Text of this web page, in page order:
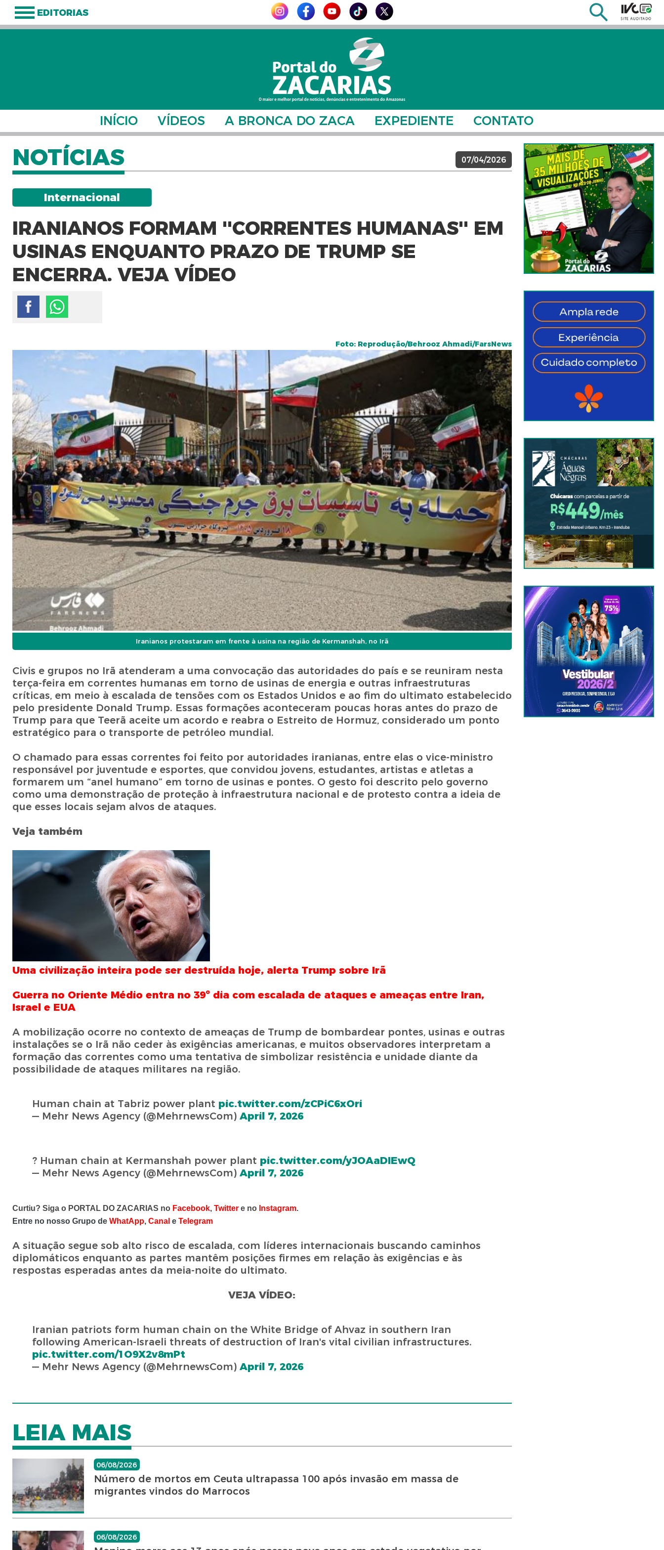
EDITORIAS
INÍCIO VÍDEOS A BRONCA DO ZACA EXPEDIENTE CONTATO
NOTÍCIAS 07/04/2026
Internacional
IRANIANOS FORMAM ''CORRENTES HUMANAS'' EM
USINAS ENQUANTO PRAZO DE TRUMP SE
ENCERRA. VEJA VÍDEO
Foto: Reprodução/Behrooz Ahmadi/FarsNews
Iranianos protestaram em frente à usina na região de Kermanshah, no Irã
Civis e grupos no Irã atenderam a uma convocação das autoridades do país e se reuniram nesta
terça-feira em correntes humanas em torno de usinas de energia e outras infraestruturas
críticas, em meio à escalada de tensões com os Estados Unidos e ao fim do ultimato estabelecido
pelo presidente Donald Trump. Essas formações aconteceram poucas horas antes do prazo de
Trump para que Teerã aceite um acordo e reabra o Estreito de Hormuz, considerado um ponto
estratégico para o transporte de petróleo mundial.
O chamado para essas correntes foi feito por autoridades iranianas, entre elas o vice-ministro
responsável por juventude e esportes, que convidou jovens, estudantes, artistas e atletas a
formarem um “anel humano” em torno de usinas e pontes. O gesto foi descrito pelo governo
como uma demonstração de proteção à infraestrutura nacional e de protesto contra a ideia de
que esses locais sejam alvos de ataques.
Veja também
Uma civilização inteira pode ser destruída hoje, alerta Trump sobre Irã
Guerra no Oriente Médio entra no 39º dia com escalada de ataques e ameaças entre Iran,
Israel e EUA
A mobilização ocorre no contexto de ameaças de Trump de bombardear pontes, usinas e outras
instalações se o Irã não ceder às exigências americanas, e muitos observadores interpretam a
formação das correntes como uma tentativa de simbolizar resistência e unidade diante da
possibilidade de ataques militares na região.
Human chain at Tabriz power plant pic.twitter.com/zCPiC6xOri
— Mehr News Agency (@MehrnewsCom) April 7, 2026
? Human chain at Kermanshah power plant pic.twitter.com/yJOAaDIEwQ
— Mehr News Agency (@MehrnewsCom) April 7, 2026
Curtiu? Siga o PORTAL DO ZACARIAS no Facebook, Twittere no Instagram.
Entre no nosso Grupo de WhatApp, Canal e Telegram
A situação segue sob alto risco de escalada, com líderes internacionais buscando caminhos
diplomáticos enquanto as partes mantêm posições firmes em relação às exigências e às
respostas esperadas antes da meia-noite do ultimato.
VEJA VÍDEO:
Iranian patriots form human chain on the White Bridge of Ahvaz in southern Iran
following American-Israeli threats of destruction of Iran's vital civilian infrastructures.
pic.twitter.com/1O9X2v8mPt
— Mehr News Agency (@MehrnewsCom) April 7, 2026
LEIA MAIS
06/08/2026
Número de mortos em Ceuta ultrapassa 100 após invasão em massa de
migrantes vindos do Marrocos
06/08/2026